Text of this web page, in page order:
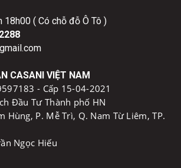
18h00 ( Có chỗ đỗ Ô Tô )
CASANI VIỆT NAM
- Cấp 15-04-2021
Đầu Tư Thành phố HN
Hùng, P. Mễ Trì, Q. Nam Từ Liêm, TP.
Ngọc Hiếu